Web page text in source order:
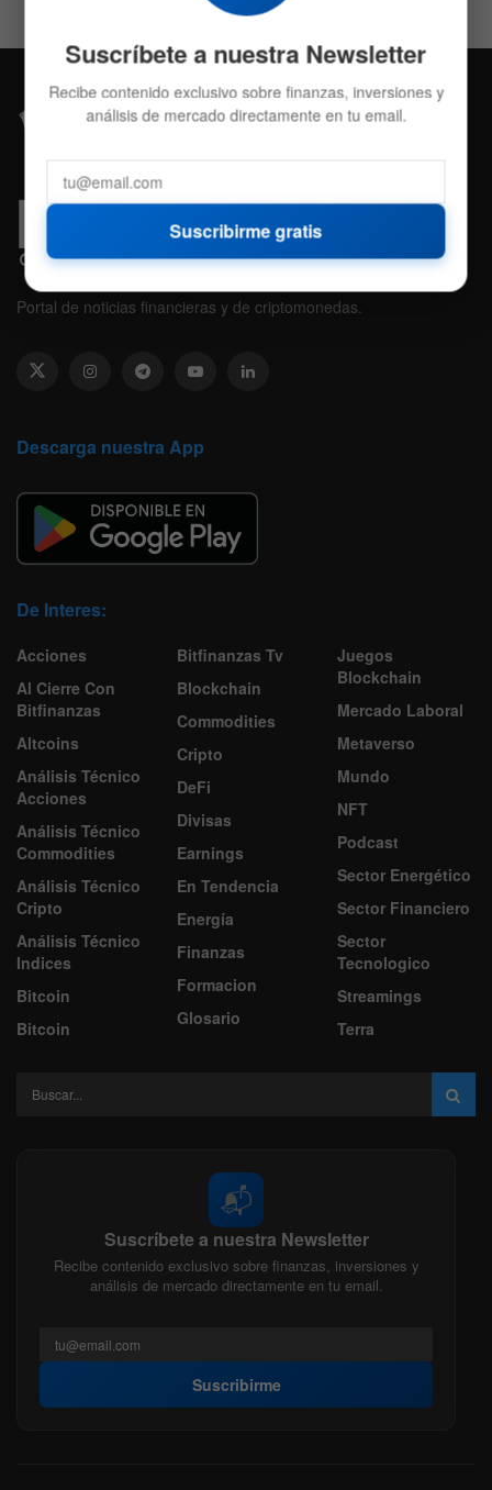
Portal de noticias financieras y de criptomonedas.
Descarga nuestra App
De Interes:
Acciones
Al Cierre Con
Bitfinanzas
Altcoins
Análisis Técnico
Acciones
Análisis Técnico
Commodities
Análisis Técnico
Cripto
Análisis Técnico
Indices
Bitcoin
Bitcoin
Bitfinanzas Tv
Blockchain
Commodities
Cripto
DeFi
Divisas
Earnings
En Tendencia
Energía
Finanzas
Formacion
Glosario
Juegos
Blockchain
Mercado Laboral
Metaverso
Mundo
NFT
Podcast
Sector Energético
Sector Financiero
Sector
Tecnologico
Streamings
Terra
📬
Suscríbete a nuestra Newsletter
Recibe contenido exclusivo sobre finanzas, inversiones y
análisis de mercado directamente en tu email.
Suscribirme
Suscríbete a nuestra Newsletter
Recibe contenido exclusivo sobre finanzas, inversiones y
análisis de mercado directamente en tu email.
Suscribirme gratis